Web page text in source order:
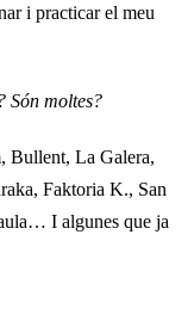
i practicar el meu
Són moltes?
Bullent, La Galera,
Faktoria K., San
I algunes que ja